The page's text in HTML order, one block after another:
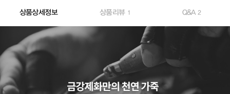
상품상세정보 상품리뷰 1 Q&A 2